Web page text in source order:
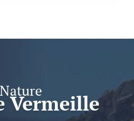
Vermeille